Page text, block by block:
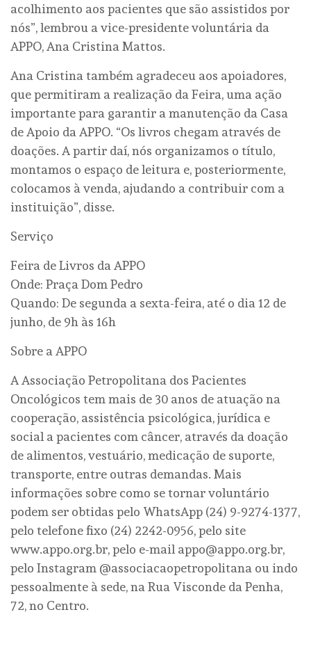
acolhimento aos pacientes que são assistidos por
nós”, lembrou a vice-presidente voluntária da
APPO, Ana Cristina Mattos.
Ana Cristina também agradeceu aos apoiadores,
que permitiram a realização da Feira, uma ação
importante para garantir a manutenção da Casa
de Apoio da APPO. “Os livros chegam através de
doações. A partir daí, nós organizamos o título,
montamos o espaço de leitura e, posteriormente,
colocamos à venda, ajudando a contribuir com a
instituição”, disse.
Serviço
Feira de Livros da APPO
Onde: Praça Dom Pedro
Quando: De segunda a sexta-feira, até o dia 12 de
junho, de 9h às 16h
Sobre a APPO
A Associação Petropolitana dos Pacientes
Oncológicos tem mais de 30 anos de atuação na
cooperação, assistência psicológica, jurídica e
social a pacientes com câncer, através da doação
de alimentos, vestuário, medicação de suporte,
transporte, entre outras demandas. Mais
informações sobre como se tornar voluntário
podem ser obtidas pelo WhatsApp (24) 9-9274-1377,
pelo telefone fixo (24) 2242-0956, pelo site
www.appo.org.br, pelo e-mail appo@appo.org.br,
pelo Instagram @associacaopetropolitana ou indo
pessoalmente à sede, na Rua Visconde da Penha,
72, no Centro.